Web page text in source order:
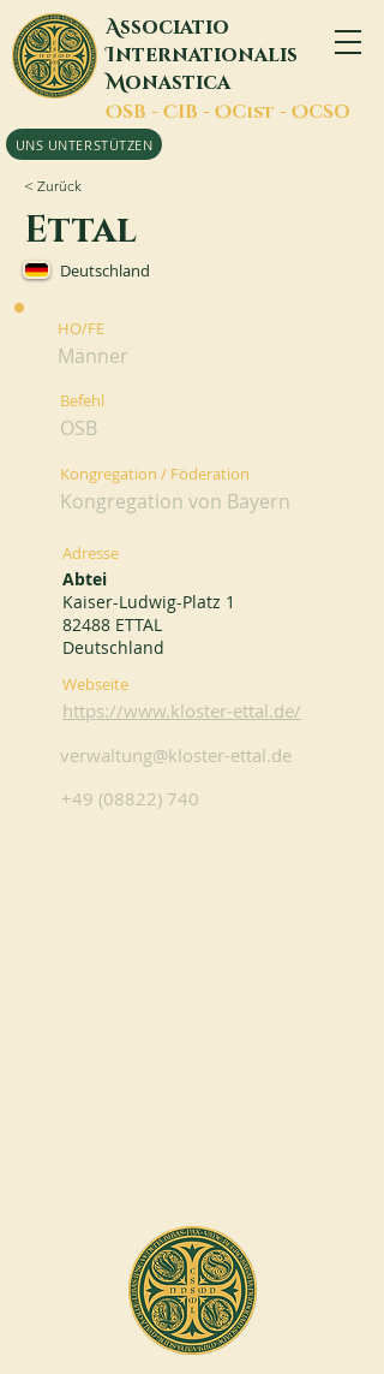
Associatio
Internationalis
Monastica
OSB - CIB - OCist - OCSO
UNS UNTERSTÜTZEN
< Zurück
Ettal
Deutschland
HO/FE
Männer
Befehl
OSB
Kongregation / Föderation
Kongregation von Bayern
Adresse
Abtei
Kaiser-Ludwig-Platz 1
82488 ETTAL
Deutschland
Webseite
https://www.kloster-ettal.de/
verwaltung@kloster-ettal.de
+49 (08822) 740